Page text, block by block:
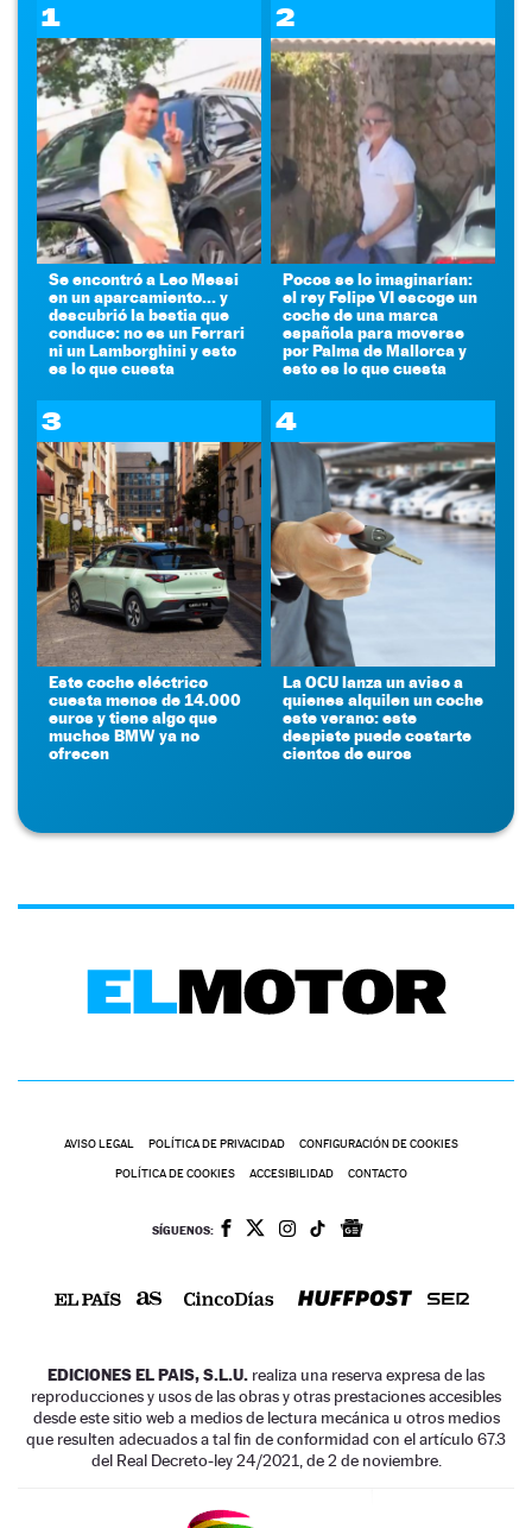
1
Se encontró a Leo Messi
en un aparcamiento... y
descubrió la bestia que
conduce: no es un Ferrari
ni un Lamborghini y esto
es lo que cuesta
2
Pocos se lo imaginarían:
el rey Felipe VI escoge un
coche de una marca
española para moverse
por Palma de Mallorca y
esto es lo que cuesta
3
Este coche eléctrico
cuesta menos de 14.000
euros y tiene algo que
muchos BMW ya no
ofrecen
4
La OCU lanza un aviso a
quienes alquilen un coche
este verano: este
despiste puede costarte
cientos de euros
AVISO LEGAL POLÍTICA DE PRIVACIDAD CONFIGURACIÓN DE COOKIES
POLÍTICA DE COOKIES ACCESIBILIDAD CONTACTO
SÍGUENOS:
EDICIONES EL PAIS, S.L.U. realiza una reserva expresa de las
reproducciones y usos de las obras y otras prestaciones accesibles
desde este sitio web a medios de lectura mecánica u otros medios
que resulten adecuados a tal fin de conformidad con el artículo 67.3
del Real Decreto-ley 24/2021, de 2 de noviembre.